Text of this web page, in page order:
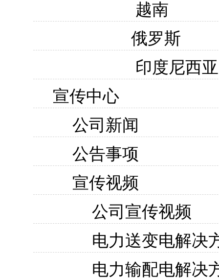
越南
俄罗斯
印度尼西亚
宣传中心
公司新闻
公告事项
宣传视频
公司宣传视频
电力送变电解决
电力输配电解决